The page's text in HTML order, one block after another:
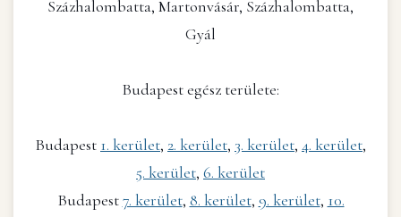
Százhalombatta, Martonvásár, Százhalombatta,
Gyál
Budapest egész területe:
Budapest 1. kerület, 2. kerület, 3. kerület, 4. kerület,
5. kerület, 6. kerület
Budapest7. kerület, 8. kerület, 9. kerület, 10.